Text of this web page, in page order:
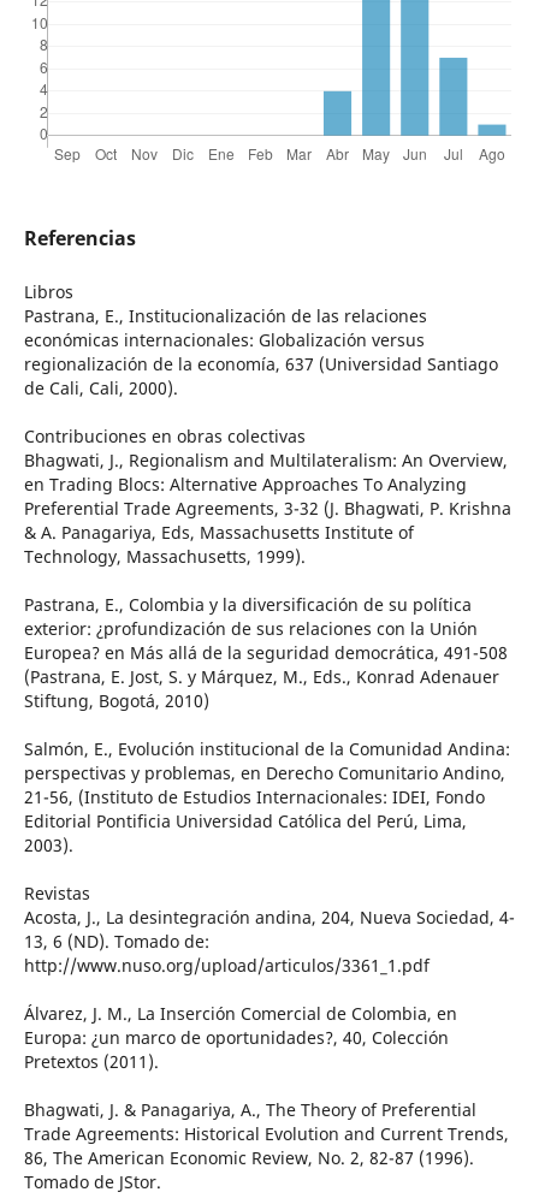
Referencias
Libros
Pastrana, E., Institucionalización de las relaciones
económicas internacionales: Globalización versus
regionalización de la economía, 637 (Universidad Santiago
de Cali, Cali, 2000).
Contribuciones en obras colectivas
Bhagwati, J., Regionalism and Multilateralism: An Overview,
en Trading Blocs: Alternative Approaches To Analyzing
Preferential Trade Agreements, 3-32 (J. Bhagwati, P. Krishna
& A. Panagariya, Eds, Massachusetts Institute of
Technology, Massachusetts, 1999).
Pastrana, E., Colombia y la diversificación de su política
exterior: ¿profundización de sus relaciones con la Unión
Europea? en Más allá de la seguridad democrática, 491-508
(Pastrana, E. Jost, S. y Márquez, M., Eds., Konrad Adenauer
Stiftung, Bogotá, 2010)
Salmón, E., Evolución institucional de la Comunidad Andina:
perspectivas y problemas, en Derecho Comunitario Andino,
21-56, (Instituto de Estudios Internacionales: IDEI, Fondo
Editorial Pontificia Universidad Católica del Perú, Lima,
2003).
Revistas
Acosta, J., La desintegración andina, 204, Nueva Sociedad, 4-
13, 6 (ND). Tomado de:
http://www.nuso.org/upload/articulos/3361_1.pdf
Álvarez, J. M., La Inserción Comercial de Colombia, en
Europa: ¿un marco de oportunidades?, 40, Colección
Pretextos (2011).
Bhagwati, J. & Panagariya, A., The Theory of Preferential
Trade Agreements: Historical Evolution and Current Trends,
86, The American Economic Review, No. 2, 82-87 (1996).
Tomado de JStor.